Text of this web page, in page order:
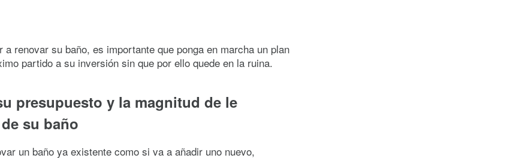
a renovar su baño, es importante que ponga en marcha un plan
partido a su inversión sin que por ello quede en la ruina.
presupuesto y la magnitud de le
su baño
un baño ya existente como si va a añadir uno nuevo,